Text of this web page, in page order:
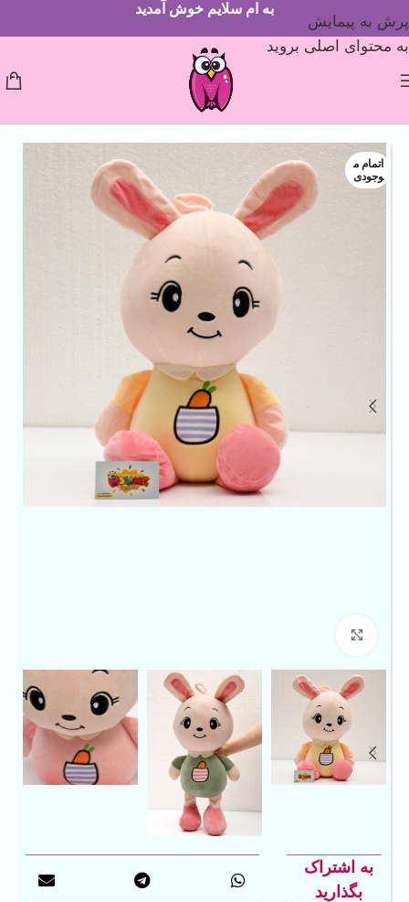
پرش به پیمایش
به محتوای اصلی بروید
به ام سلایم خوش آمدید
اتمام م
وجودی
به اشتراک
بگذارید